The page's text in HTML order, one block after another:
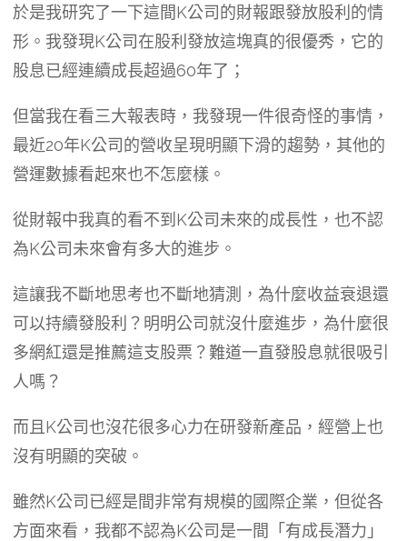
於是我研究了一下這間K公司的財報跟發放股利的情
形。我發現K公司在股利發放這塊真的很優秀，它的
股息已經連續成長超過60年了；
但當我在看三大報表時，我發現一件很奇怪的事情，
最近20年K公司的營收呈現明顯下滑的趨勢，其他的
營運數據看起來也不怎麼樣。
從財報中我真的看不到K公司未來的成長性，也不認
為K公司未來會有多大的進步。
這讓我不斷地思考也不斷地猜測，為什麼收益衰退還
可以持續發股利？明明公司就沒什麼進步，為什麼很
多網紅還是推薦這支股票？難道一直發股息就很吸引
人嗎？
而且K公司也沒花很多心力在研發新產品，經營上也
沒有明顯的突破。
雖然K公司已經是間非常有規模的國際企業，但從各
方面來看，我都不認為K公司是一間「有成長潛力」